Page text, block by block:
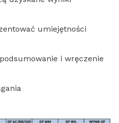
umiejętności
i wręczenie